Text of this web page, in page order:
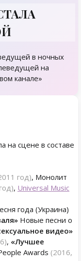
в ночных
на
канале»
на сцене в составе
год), Монолит
, Universal Music
года (Украина)
Новые песни о
видео»
, «Лучшее
Awards (2016,